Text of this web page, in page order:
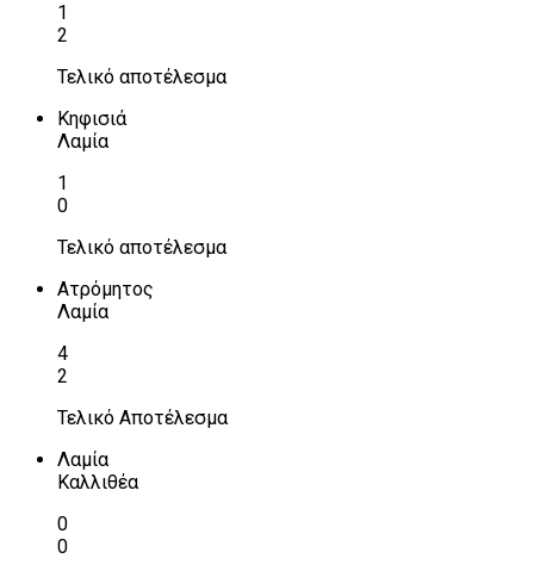
1
2
Τελικό αποτέλεσμα
Κηφισιά
Λαμία
1
0
Τελικό αποτέλεσμα
Ατρόμητος
Λαμία
4
2
Τελικό Αποτέλεσμα
Λαμία
Καλλιθέα
0
0